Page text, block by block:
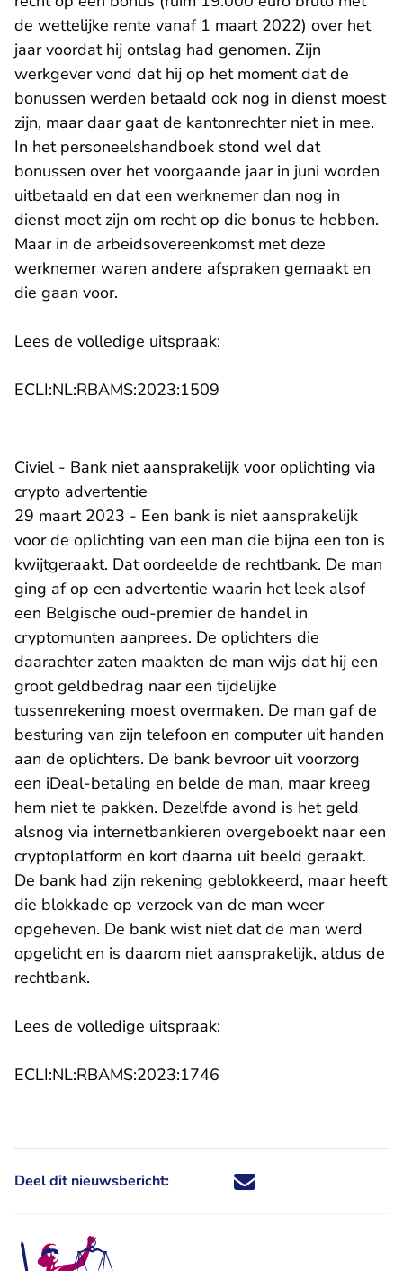
de wettelijke rente vanaf 1 maart 2022) over het
jaar voordat hij ontslag had genomen. Zijn
werkgever vond dat hij op het moment dat de
bonussen werden betaald ook nog in dienst moest
zijn, maar daar gaat de kantonrechter niet in mee.
In het personeelshandboek stond wel dat
bonussen over het voorgaande jaar in juni worden
uitbetaald en dat een werknemer dan nog in
dienst moet zijn om recht op die bonus te hebben.
Maar in de arbeidsovereenkomst met deze
werknemer waren andere afspraken gemaakt en
die gaan voor.
Lees de volledige uitspraak:
ECLI:NL:RBAMS:2023:1509
Civiel - Bank niet aansprakelijk voor oplichting via
crypto advertentie
29 maart 2023 - Een bank is niet aansprakelijk
voor de oplichting van een man die bijna een ton is
kwijtgeraakt. Dat oordeelde de rechtbank. De man
ging af op een advertentie waarin het leek alsof
een Belgische oud-premier de handel in
cryptomunten aanprees. De oplichters die
daarachter zaten maakten de man wijs dat hij een
groot geldbedrag naar een tijdelijke
tussenrekening moest overmaken. De man gaf de
besturing van zijn telefoon en computer uit handen
aan de oplichters. De bank bevroor uit voorzorg
een iDeal-betaling en belde de man, maar kreeg
hem niet te pakken. Dezelfde avond is het geld
alsnog via internetbankieren overgeboekt naar een
cryptoplatform en kort daarna uit beeld geraakt.
De bank had zijn rekening geblokkeerd, maar heeft
die blokkade op verzoek van de man weer
opgeheven. De bank wist niet dat de man werd
opgelicht en is daarom niet aansprakelijk, aldus de
rechtbank.
Lees de volledige uitspraak:
ECLI:NL:RBAMS:2023:1746
Deel dit nieuwsbericht: Deel dit nieuwsbericht via X -
Deel dit nieuwsbericht via
Deel dit nieuwsbericht
Deel dit